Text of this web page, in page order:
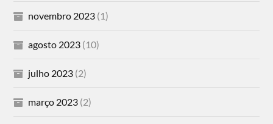
novembro 2023 (1)
agosto 2023 (10)
julho 2023 (2)
março 2023 (2)